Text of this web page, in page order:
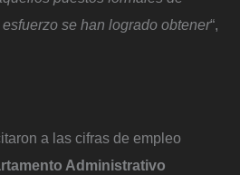
se han logrado obtener“,
a las cifras de empleo
Administrativo